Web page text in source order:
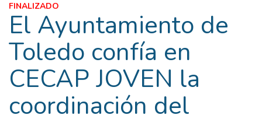
FINALIZADO
El Ayuntamiento de
Toledo confía en
CECAP JOVEN la
coordinación del